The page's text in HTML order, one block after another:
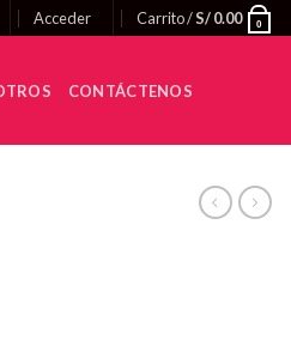
Acceder Carrito /S/0.00 0
CONTÁCTENOS